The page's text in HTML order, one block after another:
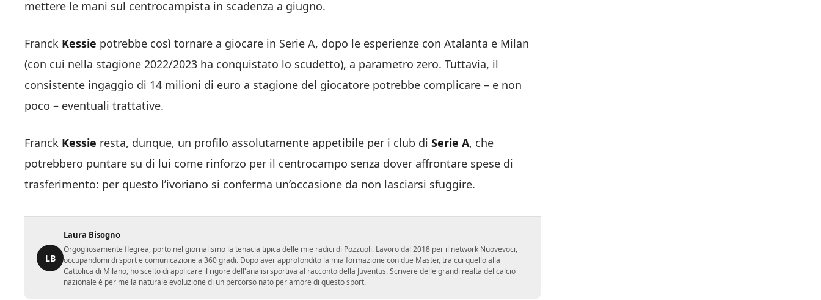
mettere le mani sul centrocampista in scadenza a giugno.
Franck Kessie potrebbe così tornare a giocare in Serie A, dopo le esperienze con Atalanta e Milan
(con cui nella stagione 2022/2023 ha conquistato lo scudetto), a parametro zero. Tuttavia, il
consistente ingaggio di 14 milioni di euro a stagione del giocatore potrebbe complicare – e non
poco – eventuali trattative.
Franck Kessie resta, dunque, un profilo assolutamente appetibile per i club di Serie A, che
potrebbero puntare su di lui come rinforzo per il centrocampo senza dover affrontare spese di
trasferimento: per questo l’ivoriano si conferma un’occasione da non lasciarsi sfuggire.
LB
Laura Bisogno
Orgogliosamente flegrea, porto nel giornalismo la tenacia tipica delle mie radici di Pozzuoli. Lavoro dal 2018 per il network Nuovevoci,
occupandomi di sport e comunicazione a 360 gradi. Dopo aver approfondito la mia formazione con due Master, tra cui quello alla
Cattolica di Milano, ho scelto di applicare il rigore dell'analisi sportiva al racconto della Juventus. Scrivere delle grandi realtà del calcio
nazionale è per me la naturale evoluzione di un percorso nato per amore di questo sport.